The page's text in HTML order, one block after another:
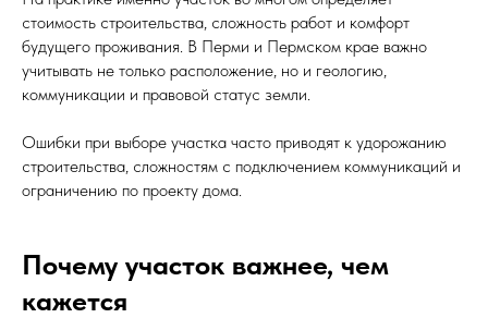
стоимость строительства, сложность работ и комфорт
будущего проживания. В Перми и Пермском крае важно
учитывать не только расположение, но и геологию,
коммуникации и правовой статус земли.
Ошибки при выборе участка часто приводят к удорожанию
строительства, сложностям с подключением коммуникаций и
ограничению по проекту дома.
Почему участок важнее, чем
кажется